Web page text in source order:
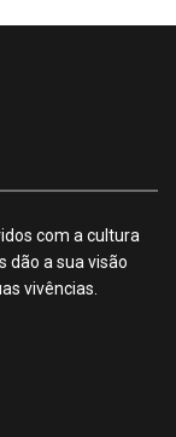
com a cultura
dão a sua visão
vivências.